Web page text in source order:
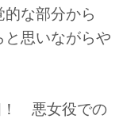
な部分から
思いながらや
！ 悪女役での